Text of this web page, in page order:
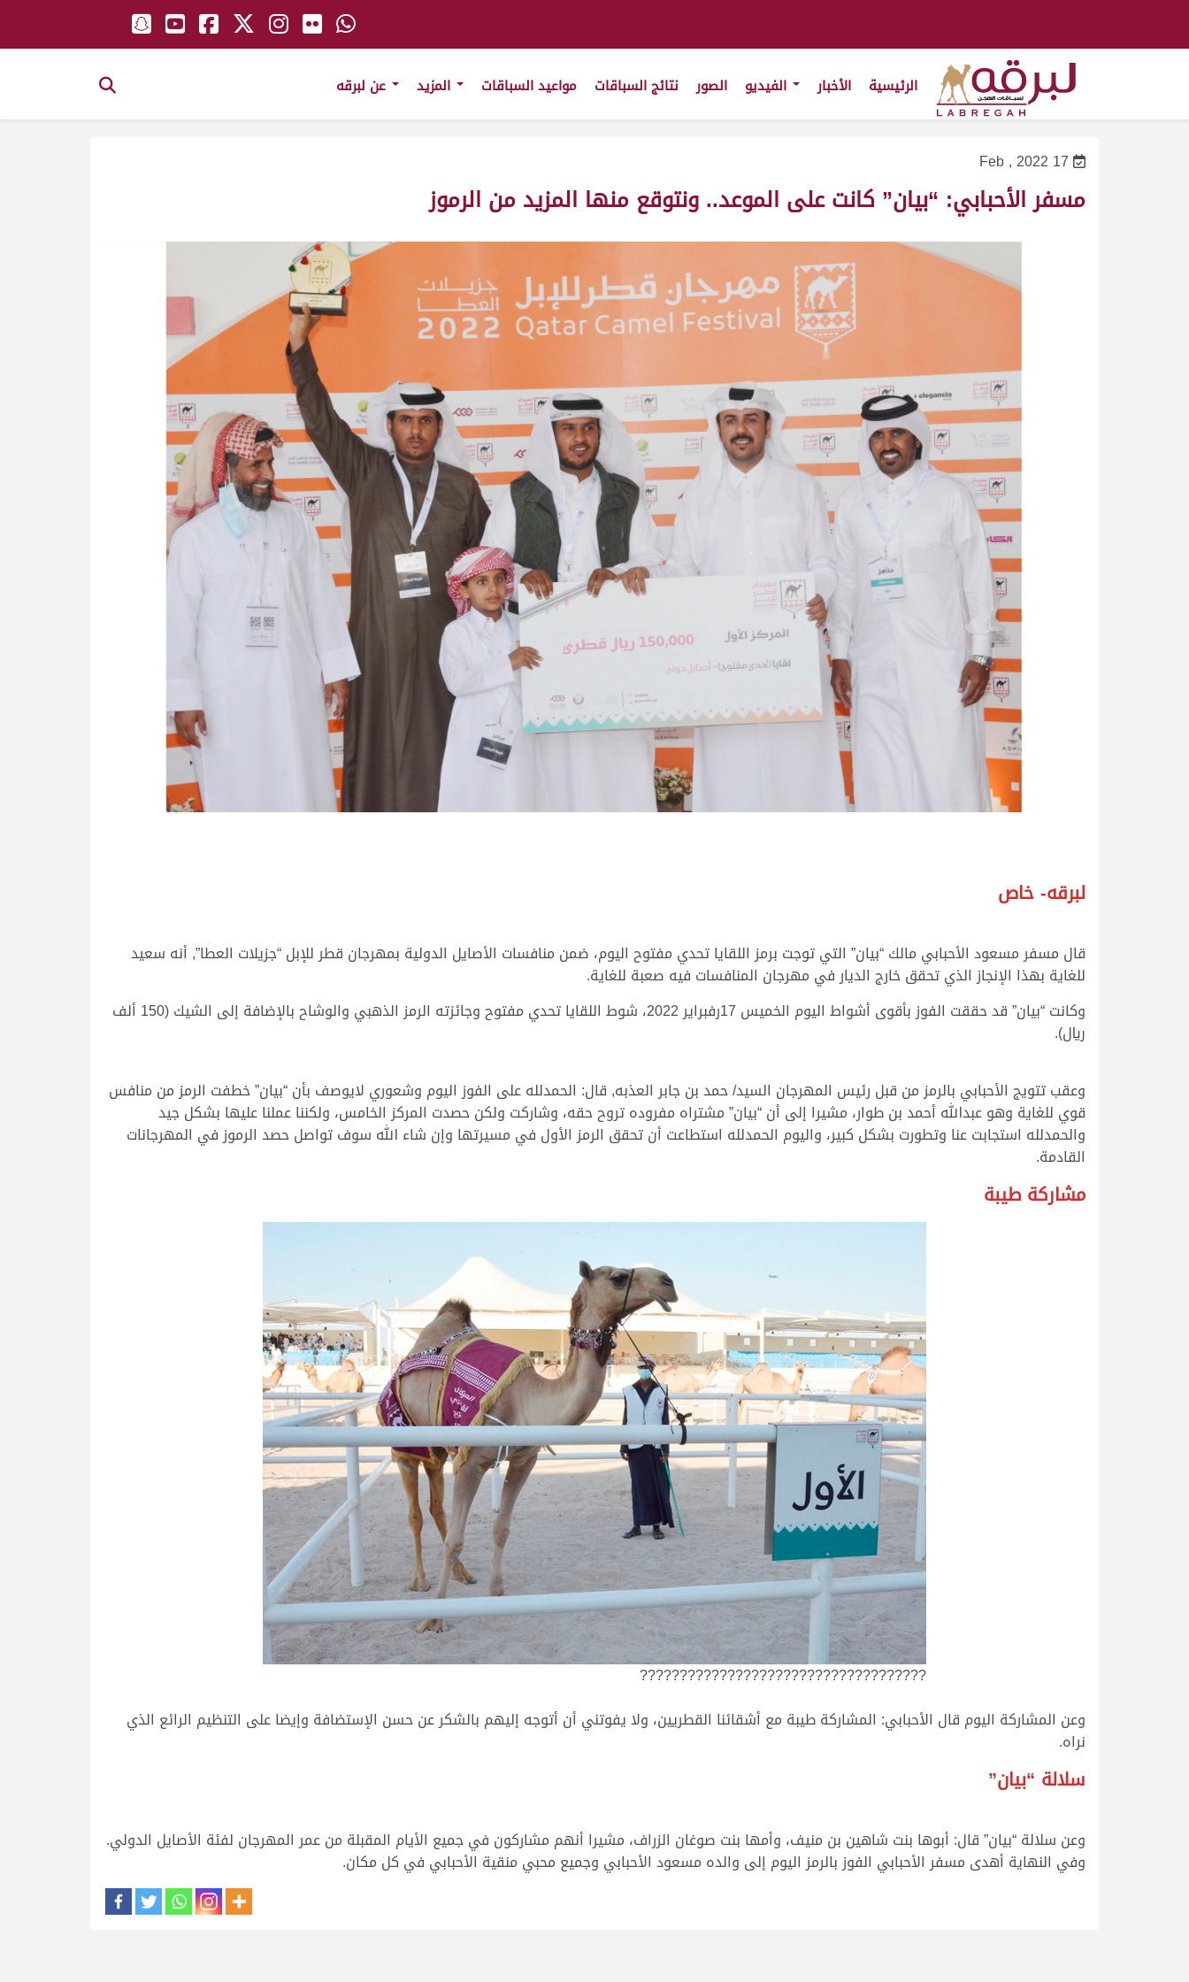
الرئيسية الأخبار الصور نتائج السباقات مواعيد السباقات
17 Feb , 2022
مسفر الأحبابي: “بيان” كانت على الموعد.. ونتوقع منها المزيد من الرموز
لبرقه- خاص
قال مسفر مسعود الأحبابي مالك “بيان” التي توجت برمز اللقايا تحدي مفتوح اليوم، ضمن منافسات الأصايل الدولية بمهرجان قطر للإبل “جزيلات العطا”, أنه سعيد
للغاية بهذا الإنجاز الذي تحقق خارج الديار في مهرجان المنافسات فيه صعبة للغاية.
وكانت “بيان” قد حققت الفوز بأقوى أشواط اليوم الخميس 17رفبراير 2022، شوط اللقايا تحدي مفتوح وجائزته الرمز الذهبي والوشاح بالإضافة إلى الشيك (150 ألف
ريال).
وعقب تتويج الأحبابي بالرمز من قبل رئيس المهرجان السيد/ حمد بن جابر العذبه, قال: الحمدلله على الفوز اليوم وشعوري لايوصف بأن “بيان” خطفت الرمز من منافس
قوي للغاية وهو عبدالله أحمد بن طوار، مشيرا إلى أن “بيان” مشتراه مفروده تروح حقه، وشاركت ولكن حصدت المركز الخامس، ولكننا عملنا عليها بشكل جيد
والحمدلله استجابت عنا وتطورت بشكل كبير، واليوم الحمدلله استطاعت أن تحقق الرمز الأول في مسيرتها وإن شاء الله سوف تواصل حصد الرموز في المهرجانات
القادمة.
مشاركة طيبة
????????????????????????????????????
وعن المشاركة اليوم قال الأحبابي: المشاركة طيبة مع أشقائنا القطريين، ولا يفوتني أن أتوجه إليهم بالشكر عن حسن الإستضافة وإيضا على التنظيم الرائع الذي
نراه.
سلالة “بيان”
وعن سلالة “بيان” قال: أبوها بنت شاهين بن منيف، وأمها بنت صوغان الزراف، مشيرا أنهم مشاركون في جميع الأيام المقبلة من عمر المهرجان لفئة الأصايل الدولي.
وفي النهاية أهدى مسفر الأحبابي الفوز بالرمز اليوم إلى والده مسعود الأحبابي وجميع محبي منقية الأحبابي في كل مكان.